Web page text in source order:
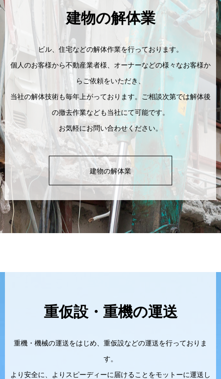
建物の解体業
ビル、住宅などの解体作業を行っております。
個人のお客様から不動産業者様、オーナーなどの様々なお客様か
らご依頼をいただき、
当社の解体技術も毎年上がっております。ご相談次第では解体後
の撤去作業なども当社にて可能です。
お気軽にお問い合わせください。
建物の解体業
重仮設・重機の運送
重機・機械の運送をはじめ、重仮設などの運送を行っておりま
す。
より安全に、よりスピーディーに届けることをモットーに運送し